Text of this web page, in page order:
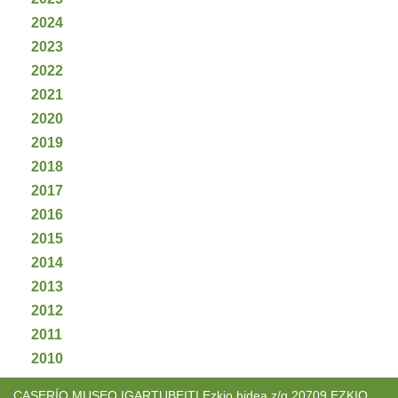
2024
2023
2022
2021
2020
2019
2018
2017
2016
2015
2014
2013
2012
2011
2010